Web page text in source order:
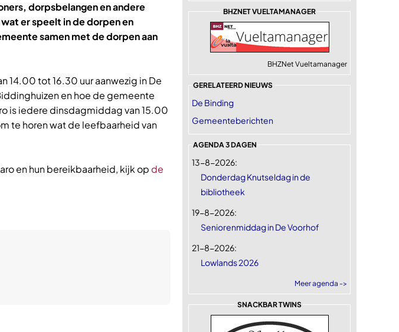
dorpsbelangen en andere
er speelt in de dorpen en
samen met de dorpen aan
14.00 tot 16.30 uur aanwezig in De
en hoe de gemeente
is iedere dinsdagmiddag van 15.00
te horen wat de leefbaarheid van
en hun bereikbaarheid, kijk op de
BHZNET VUELTAMANAGER
BHZNet Vueltamanager
GERELATEERD NIEUWS
De Binding
Gemeenteberichten
AGENDA 3 DAGEN
13-8-2026:
Donderdag Knutseldag in de
bibliotheek
19-8-2026:
Seniorenmiddag in De Voorhof
21-8-2026:
Lowlands 2026
Meer agenda ->
SNACKBAR TWINS